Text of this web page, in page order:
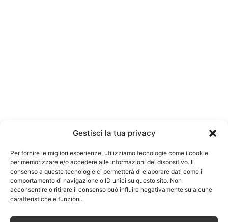
Gestisci la tua privacy
Per fornire le migliori esperienze, utilizziamo tecnologie come i cookie
per memorizzare e/o accedere alle informazioni del dispositivo. Il
consenso a queste tecnologie ci permetterà di elaborare dati come il
comportamento di navigazione o ID unici su questo sito. Non
acconsentire o ritirare il consenso può influire negativamente su alcune
caratteristiche e funzioni.